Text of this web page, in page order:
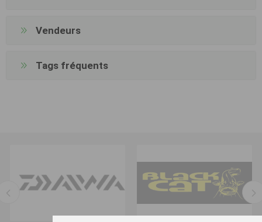
Vendeurs
Tags fréquents